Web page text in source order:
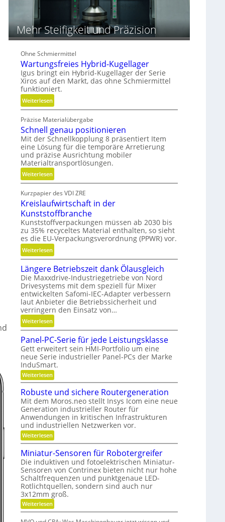
e
r
g
i
c
h
Mehr Steifigkeit und Präzision
Ohne Schmiermittel
Wartungsfreies Hybrid-Kugellager
Igus bringt ein Hybrid-Kugellager der Serie
Xiros auf den Markt, das ohne Schmiermittel
funktioniert.
Weiterlesen:
W
a
r
t
u
n
g
s
f
r
e
i
e
s
H
y
r
i
d
-
K
u
g
e
l
l
a
g
Präzise Materialübergabe
Schnell genau positionieren
Mit der Schnellkopplung 8 präsentiert Item
eine Lösung für die temporäre Arretierung
und präzise Ausrichtung mobiler
Materialtransportlösungen.
Weiterlesen:
S
c
h
n
e
l
l
g
e
n
a
u
p
o
s
i
t
i
o
n
i
e
r
e
n
Kurzpapier des VDI ZRE
Kreislaufwirtschaft in der
Kunststoffbranche
Kunststoffverpackungen müssen ab 2030 bis
zu 35% recyceltes Material enthalten, so sieht
es die EU-Verpackungsverordnung (PPWR) vor.
Weiterlesen:
K
e
i
s
l
a
u
f
w
i
r
t
s
c
h
a
f
t
i
n
d
e
r
K
u
n
Längere Betriebszeit dank Ölausgleich
Die Maxxdrive-Industriegetriebe von Nord
Drivesystems mit dem speziell für Mixer
entwickelten Safomi-IEC-Adapter verbessern
laut Anbieter die Betriebssicherheit und
verringern den Einsatz von…
Weiterlesen:
L
ä
n
g
e
r
B
e
t
r
i
e
b
s
e
i
t
d
Panel-PC-Serie für jede Leistungsklasse
Gett erweitert sein HMI-Portfolio um eine
neue Serie industrieller Panel-PCs der Marke
InduSmart.
Weiterlesen:
P
n
e
l
-
P
C
-
S
e
r
i
e
f
ü
r
j
e
d
Robuste und sichere Routergeneration
Mit dem Moros.neo stellt Insys Icom eine neue
Generation industrieller Router für
Anwendungen in kritischen Infrastrukturen
und industriellen Netzwerken vor.
Weiterlesen:
R
b
u
s
t
e
u
n
d
s
i
Miniatur-Sensoren für Robotergreifer
Die induktiven und fotoelektrischen Miniatur-
Sensoren von Contrinex bieten nicht nur hohe
Schaltfrequenzen und punktgenaue LED-
Rotlichtquellen, sondern sind auch nur
3x12mm groß.
Weiterlesen:
M